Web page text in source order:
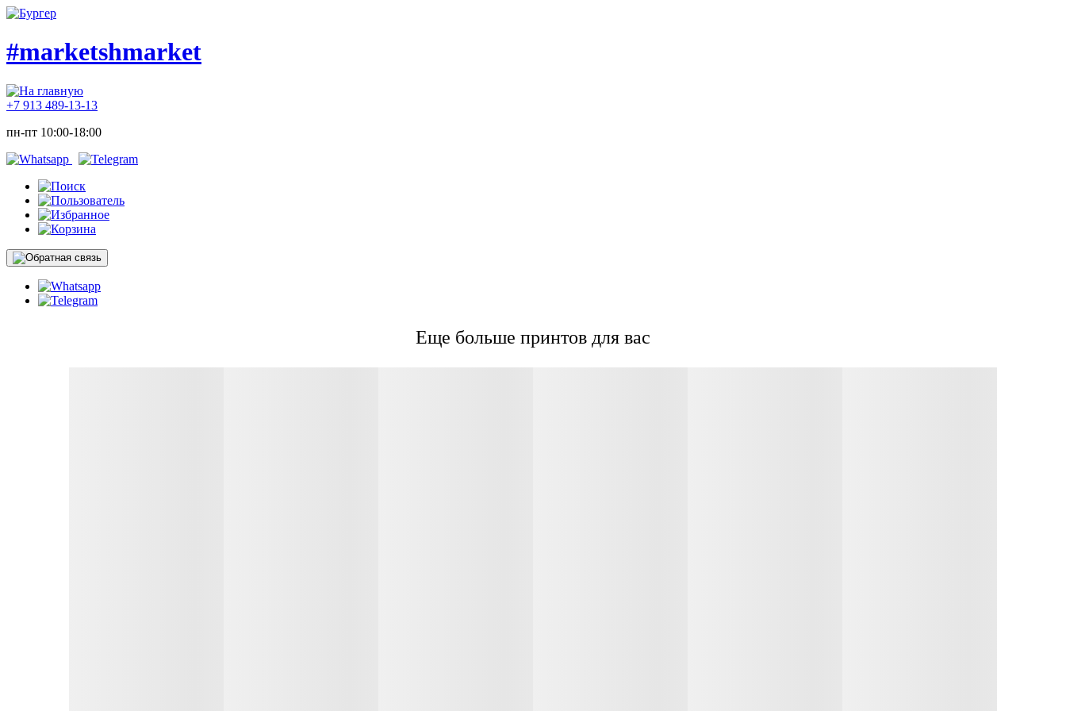
#marketshmarket
+7 913 489-13-13
пн-пт 10:00-18:00
Еще больше принтов для вас